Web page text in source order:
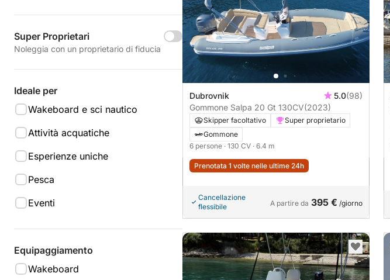
Super Proprietari
Noleggia con un proprietario di fiducia
Ideale per
Wakeboard e sci nautico
Attività acquatiche
Esperienze uniche
Pesca
Eventi
Equipaggiamento
Wakeboard
Dubrovnik 5.0(98)
Gommone Salpa 20 Gt 130CV(2023)
Skipper facoltativo
Super proprietario
Gommone
6 persone · 130 CV · 6.4 m
Prenotata 1 volte nelle ultime 24h
Cancellazione
flessibile
A partire da 395 € /giorno